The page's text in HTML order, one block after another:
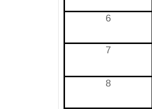
6
7
8